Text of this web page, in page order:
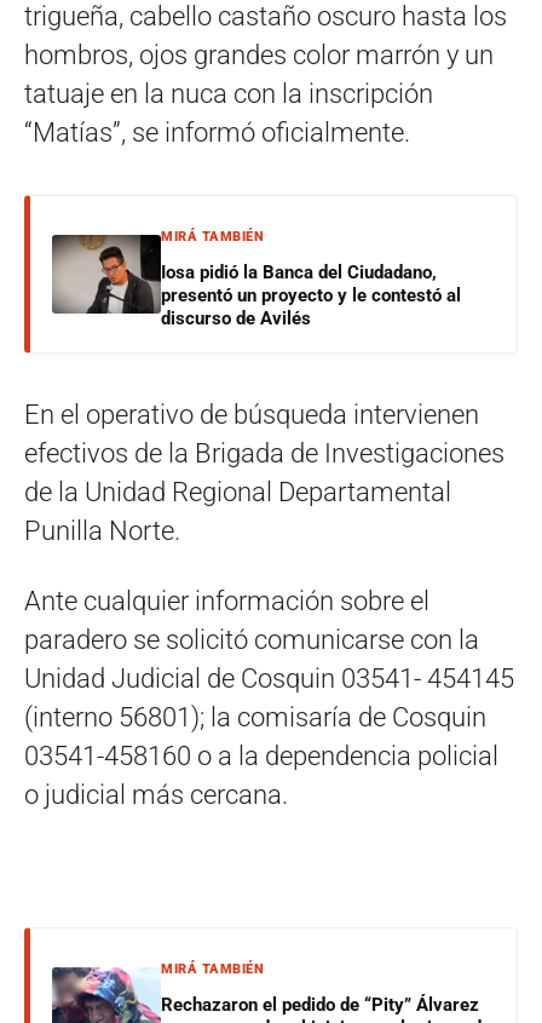
trigueña, cabello castaño oscuro hasta los
hombros, ojos grandes color marrón y un
tatuaje en la nuca con la inscripción
“Matías”, se informó oficialmente.
MIRÁ TAMBIÉN
Iosa pidió la Banca del Ciudadano,
presentó un proyecto y le contestó al
discurso de Avilés
En el operativo de búsqueda intervienen
efectivos de la Brigada de Investigaciones
de la Unidad Regional Departamental
Punilla Norte.
Ante cualquier información sobre el
paradero se solicitó comunicarse con la
Unidad Judicial de Cosquin 03541- 454145
(interno 56801); la comisaría de Cosquin
03541-458160 o a la dependencia policial
o judicial más cercana.
MIRÁ TAMBIÉN
Rechazaron el pedido de “Pity” Álvarez